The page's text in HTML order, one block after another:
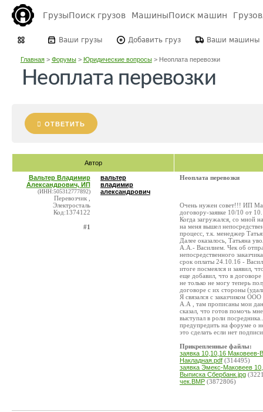
ГрузыПоиск грузов МашиныПоиск машин
Ваши грузы Добавить груз Ваши машины
Главная> Форумы> Юридические вопросы> Неоплата перевозки
Неоплата перевозки
ОТВЕТИТЬ
Автор
Вальтер Владимир
Александрович, ИП
(ИНН:505312777892)
Перевозчик ,
Электросталь
Код:1374122
#1
вальтер
владимир
александрович
Неоплата перевозки
Очень нужен совет!!! ИП
договору-заявке 10/10 от
Когда загружался, со мной
на меня вышел
процесс, т.к. менеджер
Далее оказалось, Татьяна
А.А.- Василием. Чек об
непосредственного
срок оплаты 24.10.16 -
итоге посмеялся и заявил,
еще добавил, что в
не только не могу теперь
договоре с их стороны
Я связался с заказчиком
А.А , там прописаны мои
сказал, что готов помочь
выступал в роли
предупредить на форуме о
это сделать если нет
Прикрепленные файлы:
заявка 10,10,16 Маковеев-
Накладная.pdf (314495)
заявка Эмекс-Маковеев
Выписка Сбербанк.jpg
чек.BMP (3872806)